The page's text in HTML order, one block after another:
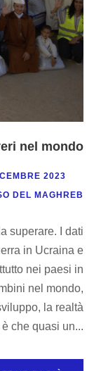
nel mondo
2023
DEL MAGHREB
superare. I dati
in Ucraina e
nei paesi in
nel mondo,
la realtà
che quasi un...